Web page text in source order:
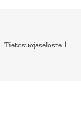
Tietosuojaseloste